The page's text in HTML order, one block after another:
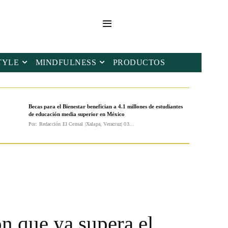
MINDFULNESS PRODUCTOS
Becas para el Bienestar benefician a 4.1 millones de estudiantes
de educación media superior en México
Por: Redacción El Censal |Xalapa, Veracruz| 03...
que ya supera el